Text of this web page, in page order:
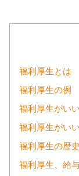
福利厚生とは
福利厚生の例
福利厚生がい
福利厚生がい
福利厚生の歴
福利厚生、給